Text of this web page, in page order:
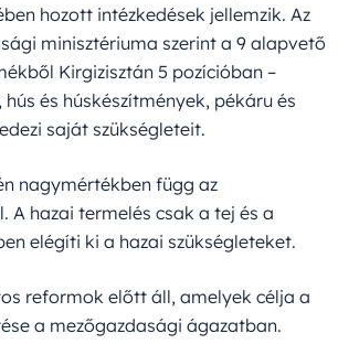
hozott intézkedések jellemzik. Az
minisztériuma szerint a 9 alapvető
Kirgizisztán 5 pozícióban –
és húskészítmények, pékáru és
saját szükségleteit.
nagymértékben függ az
A hazai termelés csak a tej és a
elégíti ki a hazai szükségleteket.
reformok előtt áll, amelyek célja a
a mezőgazdasági ágazatban.